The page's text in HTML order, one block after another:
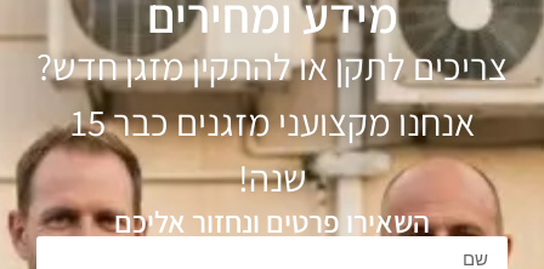
מידע ומחירים
צריכים לתקן או להתקין מזגן חדש?
אנחנו מקצועני מזגנים כבר 15
שנה!
השאירו פרטים ונחזור אליכם